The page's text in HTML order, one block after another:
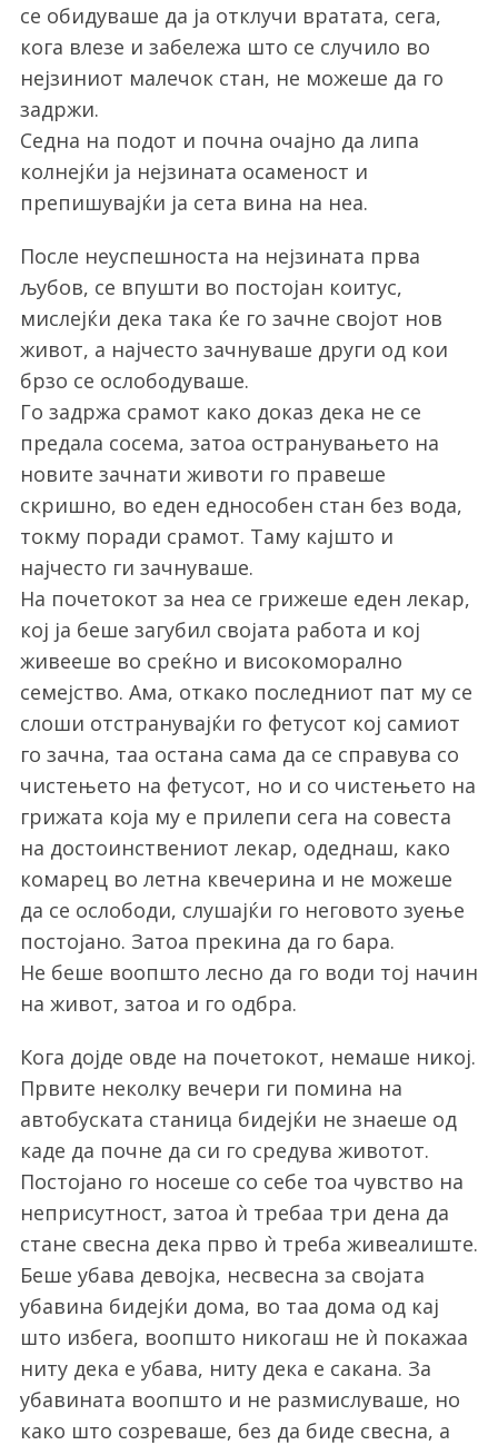
се обидуваше да ја отклучи вратата, сега,
кога влезе и забележа што се случило во
нејзиниот малечок стан, не можеше да го
задржи.
Седна на подот и почна очајно да липа
колнејќи ја нејзината осаменост и
препишувајќи ја сета вина на неа.
После неуспешноста на нејзината прва
љубов, се впушти во постојан коитус,
мислејќи дека така ќе го зачне својот нов
живот, а најчесто зачнуваше други од кои
брзо се ослободуваше.
Го задржа срамот како доказ дека не се
предала сосема, затоа остранувањето на
новите зачнати животи го правеше
скришно, во еден еднособен стан без вода,
токму поради срамот. Таму кајшто и
најчесто ги зачнуваше.
На почетокот за неа се грижеше еден лекар,
кој ја беше загубил својата работа и кој
живееше во среќно и високоморално
семејство. Ама, откако последниот пат му се
слоши отстранувајќи го фетусот кој самиот
го зачна, таа остана сама да се справува со
чистењето на фетусот, но и со чистењето на
грижата која му е прилепи сега на совеста
на достоинствениот лекар, одеднаш, како
комарец во летна квечерина и не можеше
да се ослободи, слушајќи го неговото зуење
постојано. Затоа прекина да го бара.
Не беше воопшто лесно да го води тој начин
на живот, затоа и го одбра.
Кога дојде овде на почетокот, немаше никој.
Првите неколку вечери ги помина на
автобуската станица бидејќи не знаеше од
каде да почне да си го средува животот.
Постојано го носеше со себе тоа чувство на
неприсутност, затоа ѝ требаа три дена да
стане свесна дека прво ѝ треба живеалиште.
Беше убава девојка, несвесна за својата
убавина бидејќи дома, во таа дома од кај
што избега, воопшто никогаш не ѝ покажаа
ниту дека е убава, ниту дека е сакана. За
убавината воопшто и не размислуваше, но
како што созреваше, без да биде свесна, а